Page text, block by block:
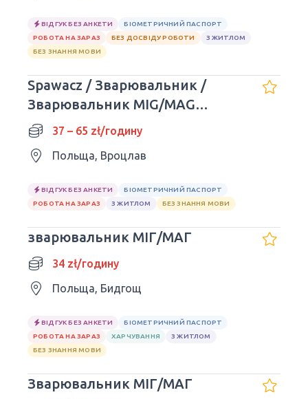
ВІДГУК БЕЗ АНКЕТИ
БІОМЕТРИЧНИЙ ПАСПОРТ
РОБОТА НА ЗАРАЗ
БЕЗ ДОСВІДУ РОБОТИ
З ЖИТЛОМ
БЕЗ ЗНАННЯ МОВИ
Spawacz / Зварювальник /
Зварювальник MIG/MAG
(K/M/N)37 – 65 zł/годину
Польща, Вроцлав
ВІДГУК БЕЗ АНКЕТИ
БІОМЕТРИЧНИЙ ПАСПОРТ
РОБОТА НА ЗАРАЗ
З ЖИТЛОМ БЕЗ ЗНАННЯ МОВИ
зварювальник МІГ/МАГ
34 zł/годину
Польща, Бидгощ
ВІДГУК БЕЗ АНКЕТИ
БІОМЕТРИЧНИЙ ПАСПОРТ
РОБОТА НА ЗАРАЗ
ХАРЧУВАННЯ
З ЖИТЛОМ
БЕЗ ЗНАННЯ МОВИ
Зварювальник МІГ/МАГ